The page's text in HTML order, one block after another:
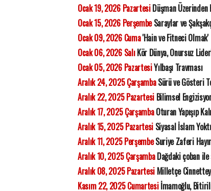
Ocak 19, 2026 PazartesiDüşman Üzerinden
Ocak 15, 2026 PerşembeSaraylar ve
Ocak 09, 2026 Cuma'Hain ve Fitneci Olmak'
Ocak 06, 2026 SalıKör Dünya, Onursuz
Ocak 05, 2026 PazartesiYılbaşı Travması
Aralık 24, 2025 ÇarşambaSürü ve Gösteri
Aralık 22, 2025 Pazartesi Bilimsel
Aralık 17, 2025 ÇarşambaOturan Yapışıp
Aralık 15, 2025 Pazartesi Siyasal İslam
Aralık 11, 2025 PerşembeSuriye Zaferi
Aralık 10, 2025 ÇarşambaDağdaki çoban
Aralık 08, 2025 Pazartesi Milletçe
Kasım 22, 2025 Cumartesiİmamoğlu,